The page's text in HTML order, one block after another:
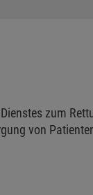
zum
von